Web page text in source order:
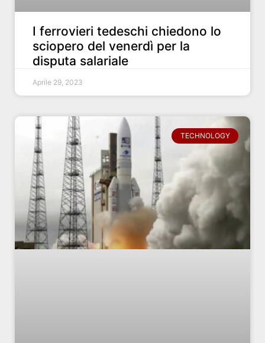
I ferrovieri tedeschi chiedono lo
sciopero del venerdì per la
disputa salariale
Aprile 29, 2023
TECHNOLOGY